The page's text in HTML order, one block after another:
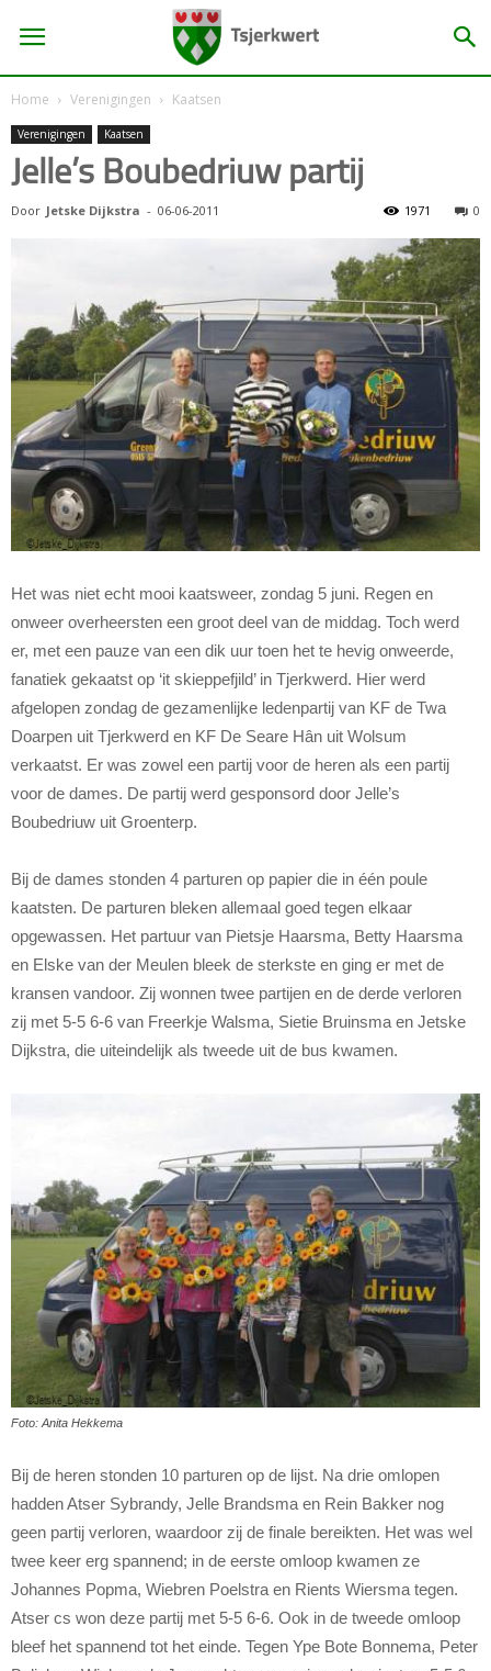
Home Verenigingen Kaatsen
Verenigingen Kaatsen
Jelle’s Boubedriuw partij
Door Jetske Dijkstra - 06-06-2011 0
1971
Het was niet echt mooi kaatsweer, zondag 5 juni. Regen en
onweer overheersten een groot deel van de middag. Toch werd
er, met een pauze van een dik uur toen het te hevig onweerde,
fanatiek gekaatst op ‘it skieppefjild’ in Tjerkwerd. Hier werd
afgelopen zondag de gezamenlijke ledenpartij van KF de Twa
Doarpen uit Tjerkwerd en KF De Seare Hân uit Wolsum
verkaatst. Er was zowel een partij voor de heren als een partij
voor de dames. De partij werd gesponsord door Jelle’s
Boubedriuw uit Groenterp.
Bij de dames stonden 4 parturen op papier die in één poule
kaatsten. De parturen bleken allemaal goed tegen elkaar
opgewassen. Het partuur van Pietsje Haarsma, Betty Haarsma
en Elske van der Meulen bleek de sterkste en ging er met de
kransen vandoor. Zij wonnen twee partijen en de derde verloren
zij met 5-5 6-6 van Freerkje Walsma, Sietie Bruinsma en Jetske
Dijkstra, die uiteindelijk als tweede uit de bus kwamen.
Foto: Anita Hekkema
Bij de heren stonden 10 parturen op de lijst. Na drie omlopen
hadden Atser Sybrandy, Jelle Brandsma en Rein Bakker nog
geen partij verloren, waardoor zij de finale bereikten. Het was wel
twee keer erg spannend; in de eerste omloop kwamen ze
Johannes Popma, Wiebren Poelstra en Rients Wiersma tegen.
Atser cs won deze partij met 5-5 6-6. Ook in de tweede omloop
bleef het spannend tot het einde. Tegen Ype Bote Bonnema, Peter